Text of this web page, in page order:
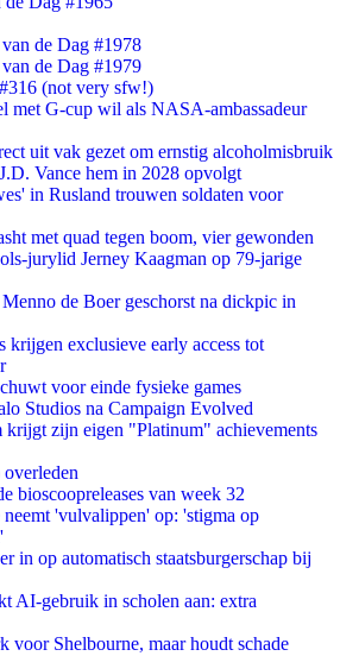
de Dag #1978
de Dag #1979
(not very sfw!)
met G-cup wil als NASA-ambassadeur
uit vak gezet om ernstig alcoholmisbruik
Vance hem in 2028 opvolgt
in Rusland trouwen soldaten voor
met quad tegen boom, vier gewonden
jurylid Jerney Kaagman op 79-jarige
de Boer geschorst na dickpic in
krijgen exclusieve early access tot
voor einde fysieke games
Studios na Campaign Evolved
zijn eigen "Platinum" achievements
bioscoopreleases van week 32
'vulvalippen' op: 'stigma op
in op automatisch staatsburgerschap bij
AI-gebruik in scholen aan: extra
voor Shelbourne, maar houdt schade